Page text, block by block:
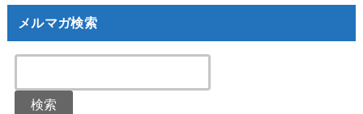
メルマガ検索